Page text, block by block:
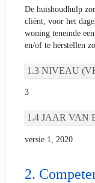
De huishoudhulp
cliënt, voor het
woning teneinde
en/of te herstellen
NIVEAU
3
JAAR VAN
versie 1, 2020